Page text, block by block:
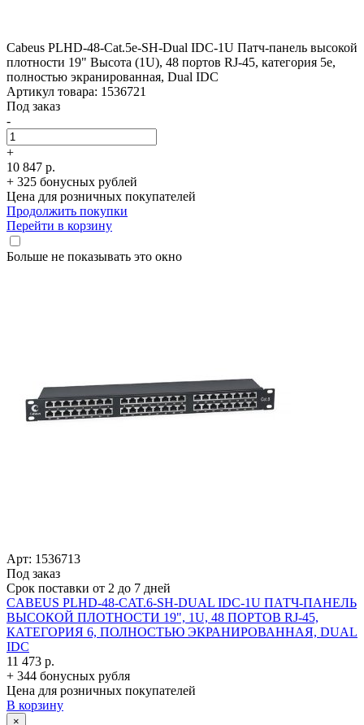
Cabeus PLHD-48-Cat.5e-SH-Dual IDC-1U Патч-панель высокой
плотности 19" Высота (1U), 48 портов RJ-45, категория 5e,
полностью экранированная, Dual IDC
Артикул товара: 1536721
Под заказ
-
+
10 847 р.
+ 325 бонусных рублей
Цена для розничных покупателей
Продолжить покупки
Перейти в корзину
Больше не показывать это окно
Арт: 1536713
Под заказ
Срок поставки от 2 до 7 дней
CABEUS PLHD-48-CAT.6-SH-DUAL IDC-1U ПАТЧ-ПАНЕЛЬ
ВЫСОКОЙ ПЛОТНОСТИ 19", 1U, 48 ПОРТОВ RJ-45,
КАТЕГОРИЯ 6, ПОЛНОСТЬЮ ЭКРАНИРОВАННАЯ, DUAL
IDC
11 473 р.
+ 344 бонусных рубля
Цена для розничных покупателей
В корзину
×